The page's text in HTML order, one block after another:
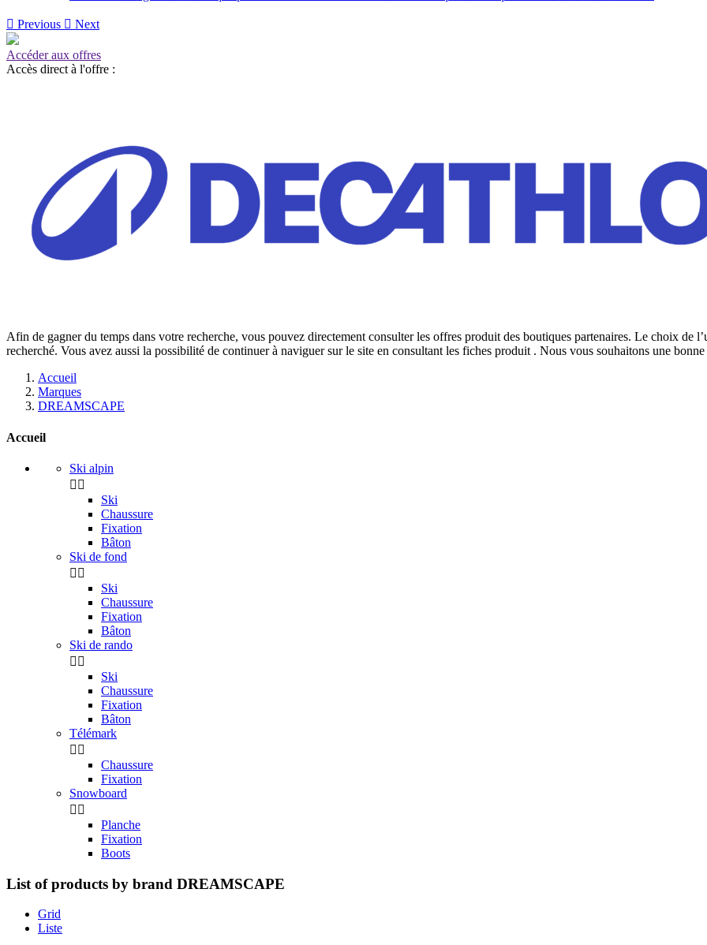
 Previous  Next
Accéder aux offres
Accès direct à l'offre :
Afin de gagner du temps dans votre recherche, vous pouvez directement consulter les offres produit des boutiques partenaires. Le choix de
recherché. Vous avez aussi la possibilité de continuer à naviguer sur le site en consultant les fiches produit . Nous vous souhaitons une
Accueil
Marques
DREAMSCAPE
Accueil
Ski alpin
 
Ski
Chaussure
Fixation
Bâton
Ski de fond
 
Ski
Chaussure
Fixation
Bâton
Ski de rando
 
Ski
Chaussure
Fixation
Bâton
Télémark
 
Chaussure
Fixation
Snowboard
 
Planche
Fixation
Boots
List of products by brand DREAMSCAPE
Grid
Liste